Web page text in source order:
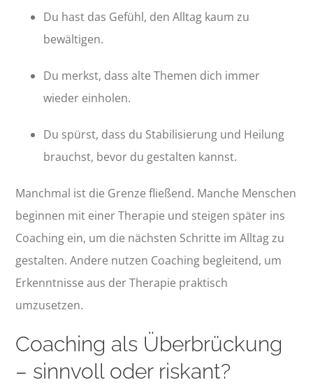
Du hast das Gefühl, den Alltag kaum zu
bewältigen.
Du merkst, dass alte Themen dich immer
wieder einholen.
Du spürst, dass du Stabilisierung und Heilung
brauchst, bevor du gestalten kannst.
Manchmal ist die Grenze fließend. Manche Menschen
beginnen mit einer Therapie und steigen später ins
Coaching ein, um die nächsten Schritte im Alltag zu
gestalten. Andere nutzen Coaching begleitend, um
Erkenntnisse aus der Therapie praktisch
umzusetzen.
Coaching als Überbrückung
– sinnvoll oder riskant?